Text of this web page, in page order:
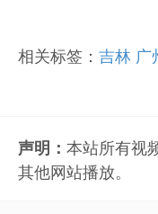
相关标签： 吉林 广
声明： 本站所有视
其他网站播放。